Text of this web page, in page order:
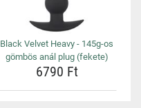
Black Velvet Heavy - 145g-os
gömbös anál plug (fekete)
6790 Ft